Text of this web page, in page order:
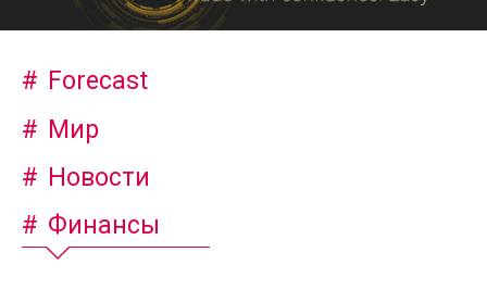
Forecast
Мир
Новости
Финансы